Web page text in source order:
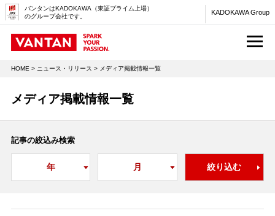
バンタンはKADOKAWA（東証プライム上場）
のグループ会社です。
KADOKAWA Group
HOME > ニュース・リリース > メディア掲載情報一覧
メディア掲載情報一覧
記事の絞込み検索